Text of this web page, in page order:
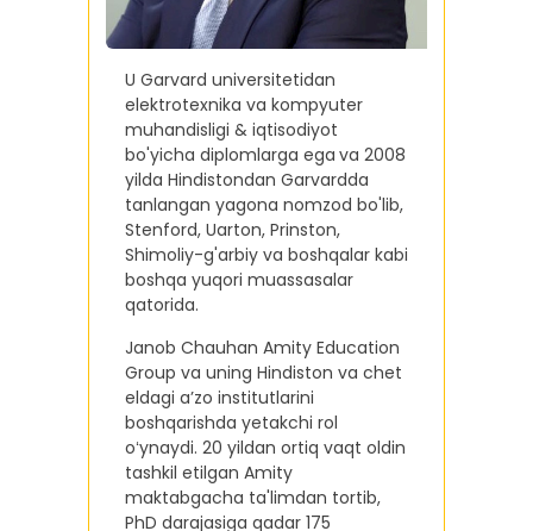
U Garvard universitetidan
elektrotexnika va kompyuter
muhandisligi & iqtisodiyot
bo'yicha diplomlarga ega va 2008
yilda Hindistondan Garvardda
tanlangan yagona nomzod bo'lib,
Stenford, Uarton, Prinston,
Shimoliy-g'arbiy va boshqalar kabi
boshqa yuqori muassasalar
qatorida.
Janob Chauhan Amity Education
Group va uning Hindiston va chet
eldagi aʼzo institutlarini
boshqarishda yetakchi rol
oʻynaydi. 20 yildan ortiq vaqt oldin
tashkil etilgan Amity
maktabgacha ta'limdan tortib,
PhD darajasiga qadar 175